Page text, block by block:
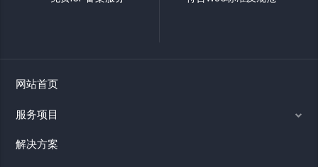
网站首页
服务项目
解决方案